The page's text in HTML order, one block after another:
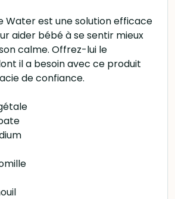
Water est une solution efficace
aider bébé à se sentir mieux
calme. Offrez-lui le
il a besoin avec ce produit
de confiance.